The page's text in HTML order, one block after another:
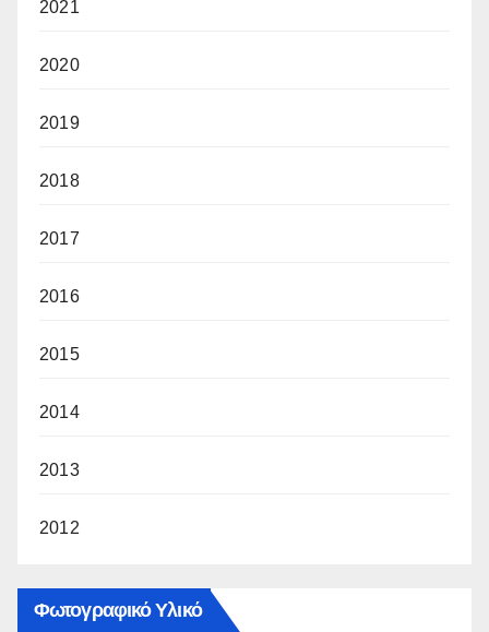
2021
2020
2019
2018
2017
2016
2015
2014
2013
2012
Φωτογραφικό Υλικό